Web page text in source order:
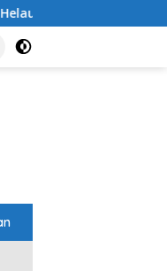
Komitmen Merawat